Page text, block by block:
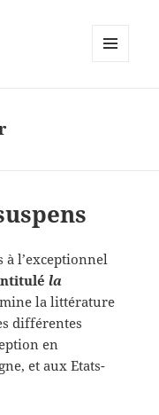
à l’exceptionnel
la
la littérature
différentes
en
et aux Etats-